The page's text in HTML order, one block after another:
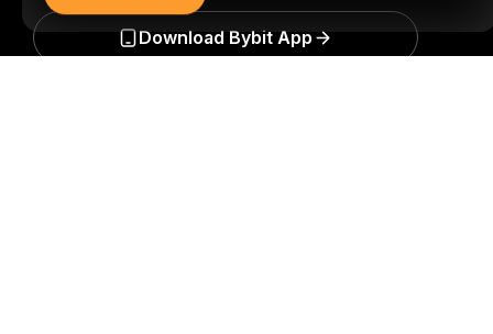
Download Bybit App